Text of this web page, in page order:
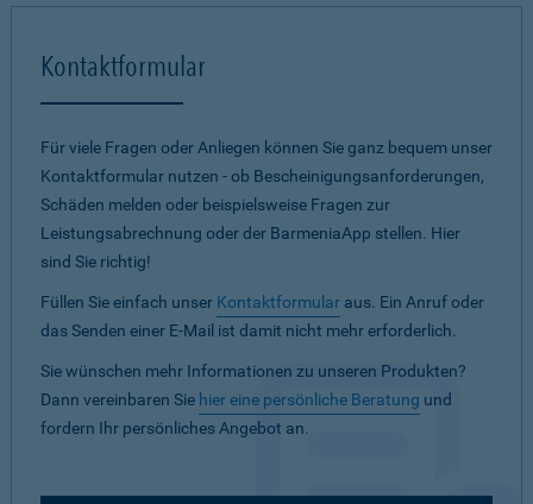
Kontaktformular
Für viele Fragen oder Anliegen können Sie ganz bequem unser
Kontaktformular nutzen - ob Bescheinigungsanforderungen,
Schäden melden oder beispielsweise Fragen zur
Leistungsabrechnung oder der BarmeniaApp stellen. Hier
sind Sie richtig!
Füllen Sie einfach unser Kontaktformular aus. Ein Anruf oder
das Senden einer E-Mail ist damit nicht mehr erforderlich.
Sie wünschen mehr Informationen zu unseren Produkten?
Dann vereinbaren Sie hier eine persönliche Beratung und
fordern Ihr persönliches Angebot an.